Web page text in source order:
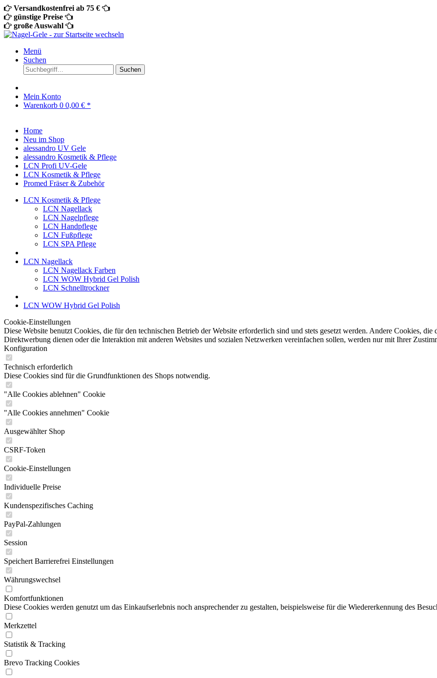
Versandkostenfrei ab 75 €
günstige Preise
große Auswahl
Menü
Suchen
Suchen
Mein Konto
Warenkorb 0 0,00 € *
Home
Neu im Shop
alessandro UV Gele
alessandro Kosmetik & Pflege
LCN Profi UV-Gele
LCN Kosmetik & Pflege
Promed Fräser & Zubehör
LCN Kosmetik & Pflege
LCN Nagellack
LCN Nagelpflege
LCN Handpflege
LCN Fußpflege
LCN SPA Pflege
LCN Nagellack
LCN Nagellack Farben
LCN WOW Hybrid Gel Polish
LCN Schnelltrockner
LCN WOW Hybrid Gel Polish
Cookie-Einstellungen
Diese Website benutzt Cookies, die für den technischen Betrieb der Website erforderlich sind und stets gesetzt werden. Andere Cookies,
Direktwerbung dienen oder die Interaktion mit anderen Websites und sozialen Netzwerken vereinfachen sollen, werden nur mit Ihrer
Konfiguration
Technisch erforderlich
Diese Cookies sind für die Grundfunktionen des Shops notwendig.
"Alle Cookies ablehnen" Cookie
"Alle Cookies annehmen" Cookie
Ausgewählter Shop
CSRF-Token
Cookie-Einstellungen
Individuelle Preise
Kundenspezifisches Caching
PayPal-Zahlungen
Session
Speichert Barrierefrei Einstellungen
Währungswechsel
Komfortfunktionen
Diese Cookies werden genutzt um das Einkaufserlebnis noch ansprechender zu gestalten, beispielsweise für die Wiedererkennung des
Merkzettel
Statistik & Tracking
Brevo Tracking Cookies